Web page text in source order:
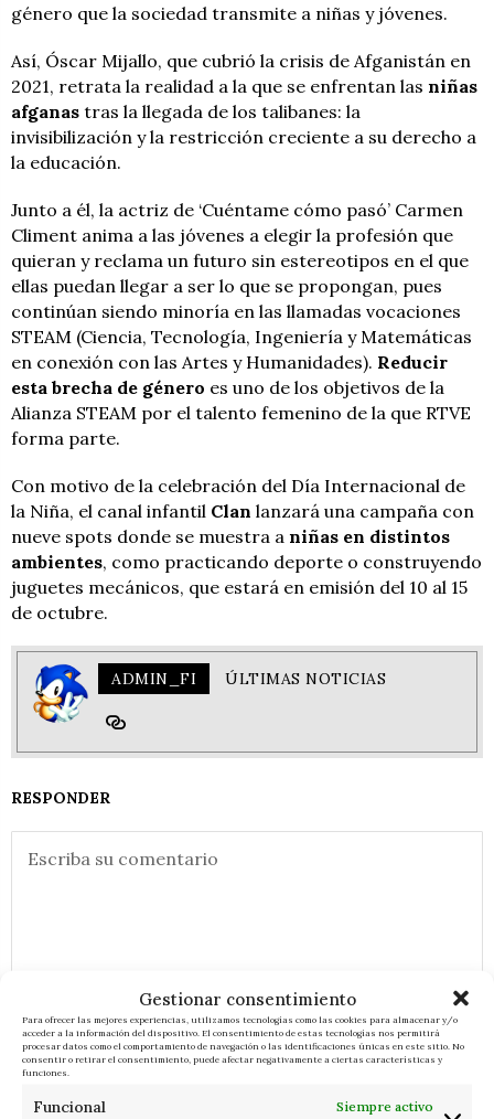
Gestionar consentimiento
Para ofrecer las mejores experiencias, utilizamos tecnologías como las cookies para almacenar y/o
acceder a la información del dispositivo. El consentimiento de estas tecnologías nos permitirá
procesar datos como el comportamiento de navegación o las identificaciones únicas en este sitio. No
consentir o retirar el consentimiento, puede afectar negativamente a ciertas características y
funciones.
Funcional Siempre activo
género que la sociedad transmite a niñas y jóvenes.
Así, Óscar Mijallo, que cubrió la crisis de Afganistán en
2021, retrata la realidad a la que se enfrentan las niñas
afganas tras la llegada de los talibanes: la
invisibilización y la restricción creciente a su derecho a
la educación.
Junto a él, la actriz de ‘Cuéntame cómo pasó’ Carmen
Climent anima a las jóvenes a elegir la profesión que
quieran y reclama un futuro sin estereotipos en el que
ellas puedan llegar a ser lo que se propongan, pues
continúan siendo minoría en las llamadas vocaciones
STEAM (Ciencia, Tecnología, Ingeniería y Matemáticas
en conexión con las Artes y Humanidades). Reducir
esta brecha de género es uno de los objetivos de la
Alianza STEAM por el talento femenino de la que RTVE
forma parte.
Con motivo de la celebración del Día Internacional de
la Niña, el canal infantil Clan lanzará una campaña con
nueve spots donde se muestra a niñas en distintos
ambientes, como practicando deporte o construyendo
juguetes mecánicos, que estará en emisión del 10 al 15
de octubre.
ADMIN_FI ÚLTIMAS NOTICIAS
RESPONDER